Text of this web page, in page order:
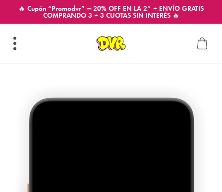
🔥 Cupón “Promodvr” — 20% OFF EN LA 2° + ENVÍO GRATIS
COMPRANDO 3 + 3 CUOTAS SIN INTERÉS 🔥